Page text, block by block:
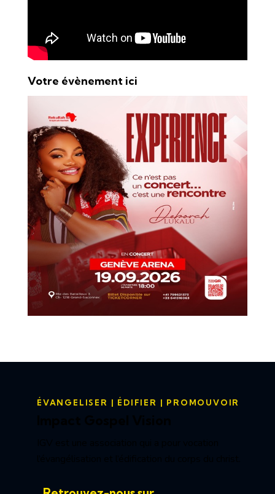
Votre évènement ici
ÉVANGELISER | ÉDIFIER | PROMOUVOIR